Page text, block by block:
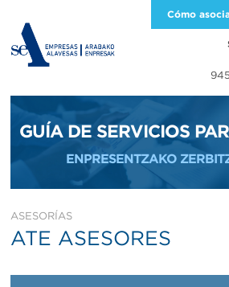
Cómo
GUÍA DE SERVICIOS
ENPRESENTZAKO
ASESORÍAS
ATE ASESORES